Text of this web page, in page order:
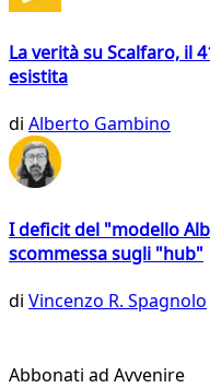
La verità su Scalfaro, il
esistita
di Alberto Gambino
I deficit del "modello
scommessa sugli "hub"
di Vincenzo R. Spagnolo
Abbonati ad Avvenire